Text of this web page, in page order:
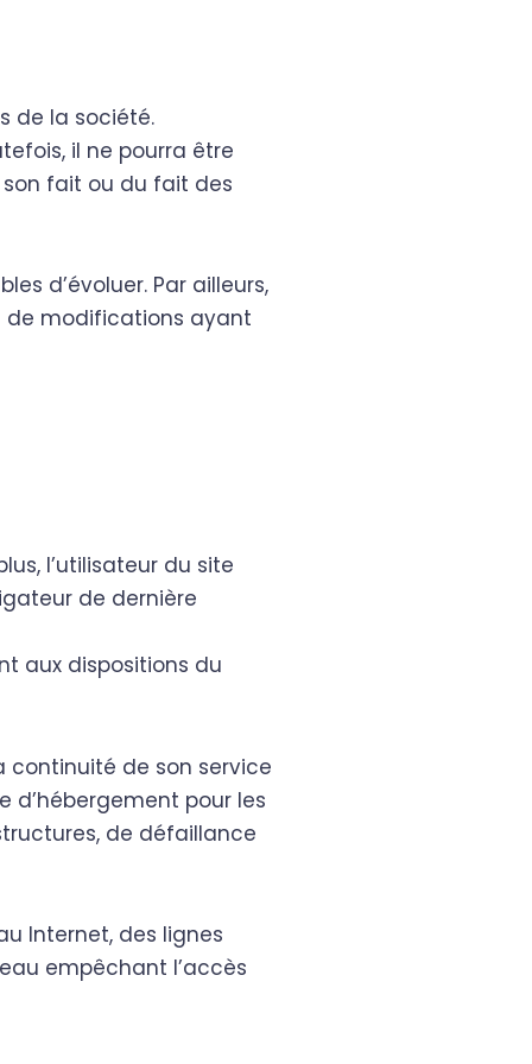
de la société.
il ne pourra être
son fait ou du fait des
d’évoluer. Par ailleurs,
de modifications ayant
l’utilisateur du site
de dernière
aux dispositions du
continuité de son service
d’hébergement pour les
de défaillance
Internet, des lignes
empêchant l’accès